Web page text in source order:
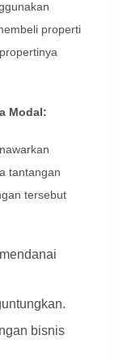
properti
Modal:
tantangan
tersebut
bisnis